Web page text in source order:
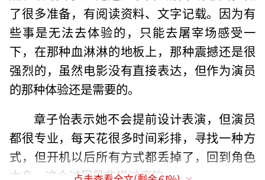
了很多准备，有阅读资料、文字记载。因为有
些事是无法去体验的，只能去屠宰场感受一
下，在那种血淋淋的地板上，那种震撼还是很
强烈的，虽然电影没有直接表达，但作为演员
的那种体验还是需要的。
章子怡表示她不会提前设计表演，但演员
都很专业，每天花很多时间彩排，寻找一种方
式，但开机以后所有方式都丢掉了，回到角色
本身，这个过程是非常过瘾的。